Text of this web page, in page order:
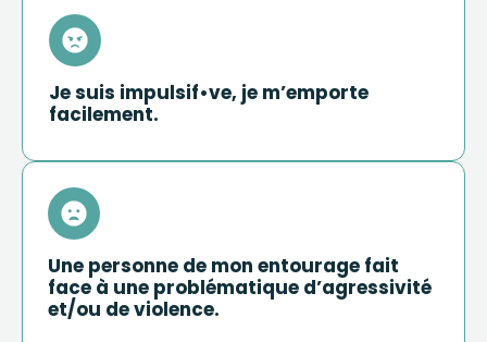
Je suis impulsif•ve, je m’emporte
facilement.
Une personne de mon entourage fait
face à une problématique d’agressivité
et/ou de violence.